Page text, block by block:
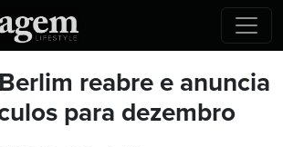
reabre e anuncia
para dezembro